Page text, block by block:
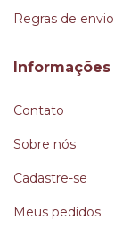
Regras de envio
Informações
Contato
Sobre nós
Cadastre-se
Meus pedidos